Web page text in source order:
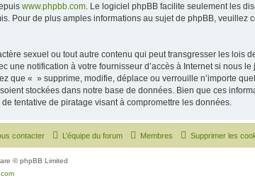
www.phpbb.com. Le logiciel phpBB facilite seulement les
Pour de plus amples informations au sujet de phpBB, veuillez
sexuel ou tout autre contenu qui peut transgresser les lois
notification à votre fournisseur d’accès à Internet si nous
que « » supprime, modifie, déplace ou verrouille n’importe
stockées dans notre base de données. Bien que ces
tentative de piratage visant à compromettre les données.
Supprimer les
Membres
L’équipe du forum
contacter
© phpBB Limited